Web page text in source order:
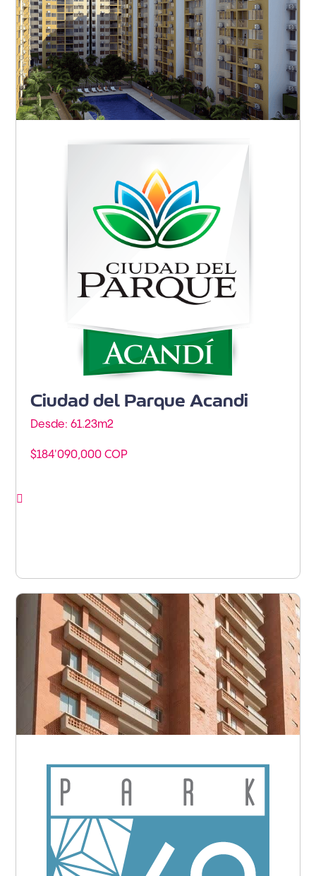
Barranquilla - Soledad
Ciudad del Parque Acandi
Desde: 61.23m2
$184'090,000 COP
Barranquilla - Bellavista